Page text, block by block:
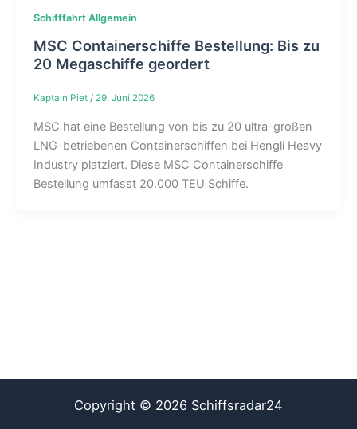
Schifffahrt Allgemein
MSC Containerschiffe Bestellung: Bis zu
20 Megaschiffe geordert
Kaptain Piet / 29. Juni 2026
MSC hat eine Bestellung von bis zu 20 ultra-großen
LNG-betriebenen Containerschiffen bei Hengli Heavy
Industry platziert. Diese MSC Containerschiffe
Bestellung umfasst 20.000 TEU Schiffe.
Copyright © 2026 Schiffsradar24